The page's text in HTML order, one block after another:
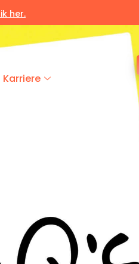
her.
Karriere